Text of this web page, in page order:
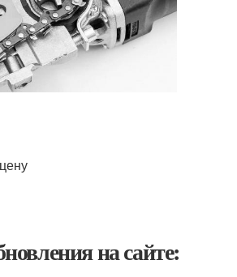
на сайте: